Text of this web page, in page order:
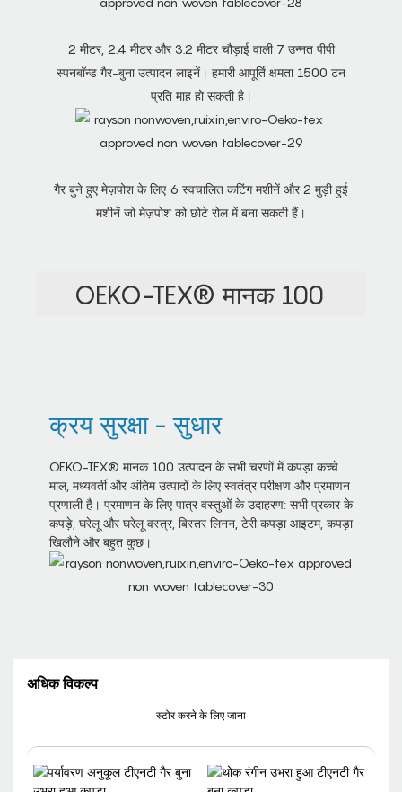
2 मीटर, 2.4 मीटर और 3.2 मीटर चौड़ाई वाली 7 उन्नत पीपी
स्पनबॉन्ड गैर-बुना उत्पादन लाइनें। हमारी आपूर्ति क्षमता 1500 टन
प्रति माह हो सकती है।
गैर बुने हुए मेज़पोश के लिए 6 स्वचालित कटिंग मशीनें और 2 मुड़ी हुई
मशीनें जो मेज़पोश को छोटे रोल में बना सकती हैं।
OEKO-TEX® मानक 100
क्रय सुरक्षा - सुधार
OEKO-TEX® मानक 100 उत्पादन के सभी चरणों में कपड़ा कच्चे
माल, मध्यवर्ती और अंतिम उत्पादों के लिए स्वतंत्र परीक्षण और प्रमाणन
प्रणाली है। प्रमाणन के लिए पात्र वस्तुओं के उदाहरण: सभी प्रकार के
कपड़े, घरेलू और घरेलू वस्त्र, बिस्तर लिनन, टेरी कपड़ा आइटम, कपड़ा
खिलौने और बहुत कुछ।
अधिक विकल्प
स्टोर करने के लिए जाना